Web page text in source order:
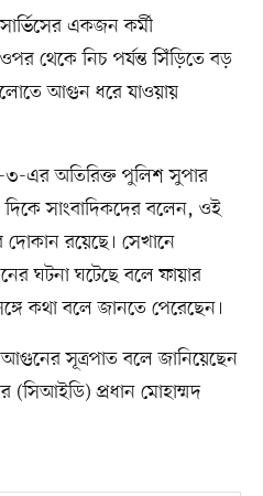
একজন কর্মী
থেকে নিচ পর্যন্ত সিঁড়িতে বড়
আগুন ধরে যাওয়ায়
৩-এর অতিরিক্ত পুলিশ সুপার
সাংবাদিকদের বলেন, ওই
রয়েছে। সেখানে
ঘটনা ঘটেছে বলে ফায়ার
কথা বলে জানতে পেরেছেন।
সূত্রপাত বলে জানিয়েছেন
(সিআইডি) প্রধান মোহাম্মদ